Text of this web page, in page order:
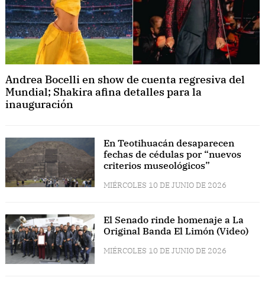
Andrea Bocelli en show de cuenta regresiva del
Mundial; Shakira afina detalles para la
inauguración
En Teotihuacán desaparecen
fechas de cédulas por “nuevos
criterios museológicos”
MIÉRCOLES 10 DE JUNIO DE 2026
El Senado rinde homenaje a La
Original Banda El Limón (Video)
MIÉRCOLES 10 DE JUNIO DE 2026